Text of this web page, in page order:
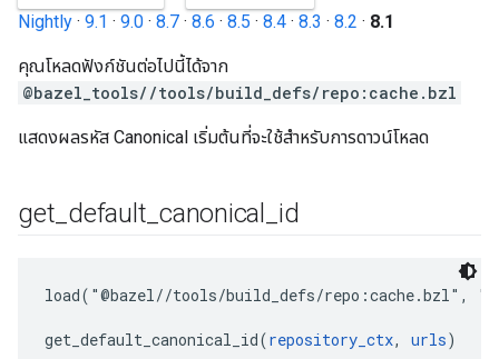
Nightly · 9.1 · 9.0 · 8.7 · 8.6 · 8.5 · 8.4 · 8.3 · 8.2 · 8.1
คุณโหลดฟังก์ชันต่อไปนี้ได้จาก
@bazel_tools//tools/build_defs/repo:cache.bzl
แสดงผลรหัส Canonical เริ่มต้นที่จะใช้สำหรับการดาวน์โหลด
get default _canonical id
load("@bazel//tools/build_defs/repo:cache.bzl",
get_default_canonical_id(repository_ctx, urls